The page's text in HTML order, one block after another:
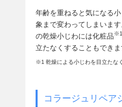
年齢を重ねると気になる
象まで変わってしまいま
の乾燥小じわには化粧品※1
立たなくすることもできま
※1 乾燥による小じわを目立たな
コラージュリペア